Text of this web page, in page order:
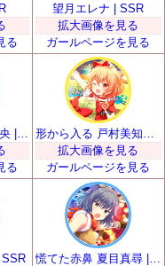
る
望月エレナ | SSR
拡大画像を見る
ガールページを見る
届いた応援 見吉奈央 | SSR
る
拡大画像を見る
ガールページを見る
慌てた赤鼻 夏目真尋 | SSR